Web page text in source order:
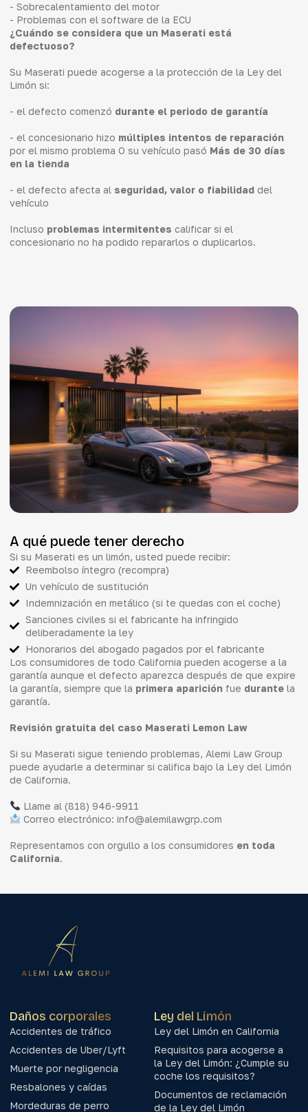
- Sobrecalentamiento del motor
- Problemas con el software de la ECU
¿Cuándo se considera que un Maserati está
defectuoso?
Su Maserati puede acogerse a la protección de la Ley del
Limón si:
- el defecto comenzó durante el periodo de garantía
- el concesionario hizo múltiples intentos de reparación
por el mismo problema O su vehículo pasó Más de 30 días
en la tienda
- el defecto afecta al seguridad, valor o fiabilidad del
vehículo
Incluso problemas intermitentes calificar si el
concesionario no ha podido repararlos o duplicarlos.
A qué puede tener derecho
Si su Maserati es un limón, usted puede recibir:
Reembolso íntegro (recompra)
Un vehículo de sustitución
Indemnización en metálico (si te quedas con el coche)
Sanciones civiles si el fabricante ha infringido
deliberadamente la ley
Honorarios del abogado pagados por el fabricante
Los consumidores de todo California pueden acogerse a la
garantía aunque el defecto aparezca después de que expire
la garantía, siempre que la primera aparición fue durante la
garantía.
Revisión gratuita del caso Maserati Lemon Law
Si su Maserati sigue teniendo problemas, Alemi Law Group
puede ayudarle a determinar si califica bajo la Ley del Limón
de California.
Llame al (818) 946-9911
Correo electrónico: info@alemilawgrp.com
Representamos con orgullo a los consumidores en toda
California.
Daños corporales
Accidentes de tráfico
Accidentes de Uber/Lyft
Muerte por negligencia
Resbalones y caídas
Mordeduras de perro
Ley del Limón
Ley del Limón en California
Requisitos para acogerse a
la Ley del Limón: ¿Cumple su
coche los requisitos?
Documentos de reclamación
de la Ley del Limón